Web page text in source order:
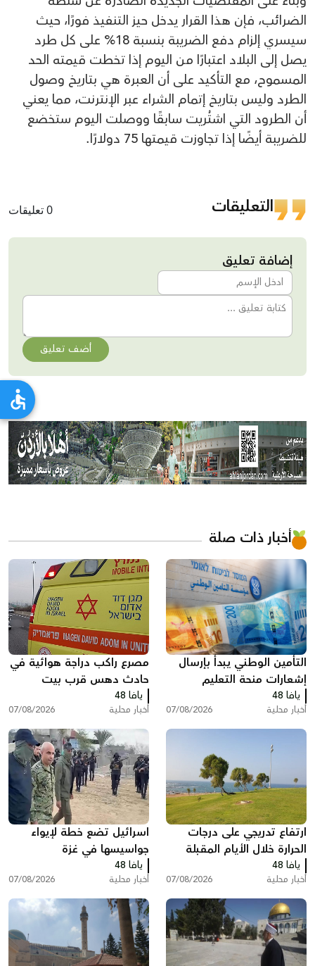
الضرائب، فإن هذا القرار يدخل حيز التنفيذ فورًا، حيث
سيسري إلزام دفع الضريبة بنسبة 18% على كل طرد
يصل إلى البلاد اعتبارًا من اليوم إذا تخطت قيمته الحد
المسموح، مع التأكيد على أن العبرة هي بتاريخ وصول
الطرد وليس بتاريخ إتمام الشراء عبر الإنترنت، مما يعني
أن الطرود التي اشتُريت سابقًا ووصلت اليوم ستخضع
للضريبة أيضًا إذا تجاوزت قيمتها 75 دولارًا.
التعليقات 0 تعليقات
إضافة تعليق
أضف تعليق
أخبار ذات صلة
التأمين الوطني يبدأ بإرسال
إشعارات منحة التعليم
يافا 48
أخبار محلية 07/08/2026
مصرع راكب دراجة هوائية في
حادث دهس قرب بيت
شيمش
يافا 48
أخبار محلية 07/08/2026
ارتفاع تدريجي على درجات
الحرارة خلال الأيام المقبلة
يافا 48
أخبار محلية 07/08/2026
اسرائيل تضع خطة لإيواء
جواسيسها في غزة
يافا 48
أخبار محلية 07/08/2026